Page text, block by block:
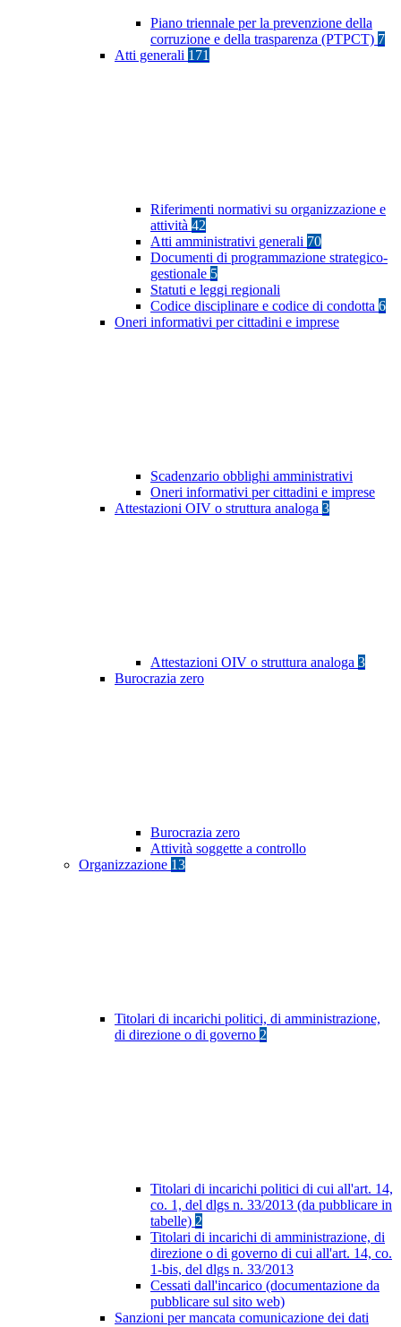
Piano triennale per la prevenzione della
corruzione e della trasparenza (PTPCT) 7
Atti generali 171
Riferimenti normativi su organizzazione e
attività 42
Atti amministrativi generali 70
Documenti di programmazione strategico-
gestionale 5
Statuti e leggi regionali
Codice disciplinare e codice di condotta 6
Oneri informativi per cittadini e imprese
Scadenzario obblighi amministrativi
Oneri informativi per cittadini e imprese
Attestazioni OIV o struttura analoga 3
Attestazioni OIV o struttura analoga 3
Burocrazia zero
Burocrazia zero
Attività soggette a controllo
Organizzazione 13
Titolari di incarichi politici, di amministrazione,
di direzione o di governo 2
Titolari di incarichi politici di cui all'art. 14,
co. 1, del dlgs n. 33/2013 (da pubblicare in
tabelle) 2
Titolari di incarichi di amministrazione, di
direzione o di governo di cui all'art. 14, co.
1-bis, del dlgs n. 33/2013
Cessati dall'incarico (documentazione da
pubblicare sul sito web)
Sanzioni per mancata comunicazione dei dati